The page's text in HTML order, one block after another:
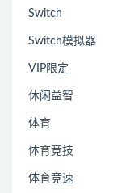
Switch
Switch模拟器
VIP限定
休闲益智
体育
体育竞技
体育竞速